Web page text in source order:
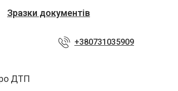
Зразки документів
+380731035909